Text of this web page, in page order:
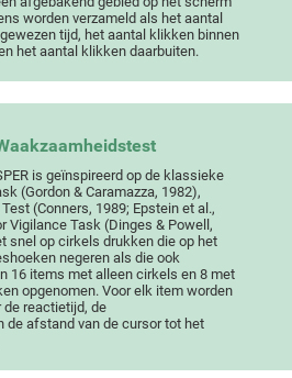
worden verzameld als het aantal
tijd, het aantal klikken binnen
het aantal klikken daarbuiten.
is geïnspireerd op de klassieke
(Gordon & Caramazza, 1982),
(Conners, 1989; Epstein et al.,
Vigilance Task (Dinges & Powell,
snel op cirkels drukken die op het
negeren als die ook
16 items met alleen cirkels en 8 met
opgenomen. Voor elk item worden
de reactietijd, de
de afstand van de cursor tot het